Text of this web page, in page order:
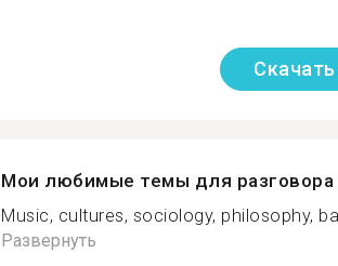
Мои любимые темы для разговора
Music, cultures, sociology, philosophy,
Развернуть